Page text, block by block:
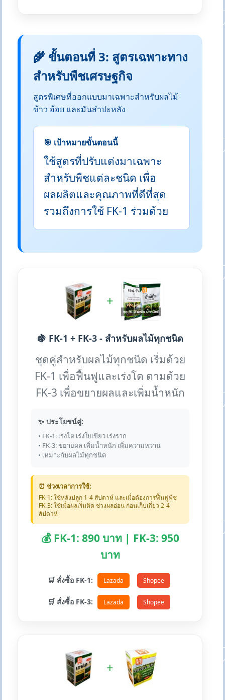
🌾 ขั้นตอนที่ 3: สูตรเฉพาะทาง
สำหรับพืชเศรษฐกิจ
สูตรพิเศษที่ออกแบบมาเฉพาะสำหรับผลไม้
ข้าว อ้อย และมันสำปะหลัง
🎯 เป้าหมายขั้นตอนนี้
ใช้สูตรที่ปรับแต่งมาเฉพาะ
สำหรับพืชแต่ละชนิด เพื่อ
ผลผลิตและคุณภาพที่ดีที่สุด
รวมถึงการใช้ FK-1 ร่วมด้วย
+
🍇 FK-1 + FK-3 - สำหรับผลไม้ทุกชนิด
ชุดคู่สำหรับผลไม้ทุกชนิด เริ่มด้วย
FK-1 เพื่อฟื้นฟูและเร่งโต ตามด้วย
FK-3 เพื่อขยายผลและเพิ่มน้ำหนัก
✨ ประโยชน์คู่:
• FK-1: เร่งโต เร่งใบเขียว เร่งราก
• FK-3: ขยายผล เพิ่มน้ำหนัก เพิ่มความหวาน
• เหมาะกับผลไม้ทุกชนิด
⏰ ช่วงเวลาการใช้:
FK-1: ใช้หลังปลูก 1-4 สัปดาห์ และเมื่อต้องการฟื้นฟูพืช
FK-3: ใช้เมื่อผลเริ่มติด ช่วงผลอ่อน ก่อนเก็บเกี่ยว 2-4
สัปดาห์
💰 FK-1: 890 บาท | FK-3: 950
บาท
🛒 สั่งซื้อ FK-1: Lazada Shopee
🛒 สั่งซื้อ FK-3: Lazada Shopee
+